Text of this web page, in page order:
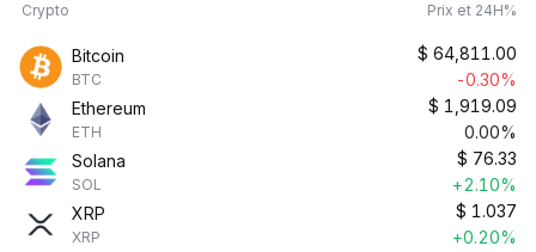
Crypto Prix et 24H%
Bitcoin
BTC
$ 64,811.00
-0.30%
Ethereum
ETH
$ 1,919.09
0.00%
Solana
SOL
$ 76.33
+2.10%
XRP
XRP
$ 1.037
+0.20%